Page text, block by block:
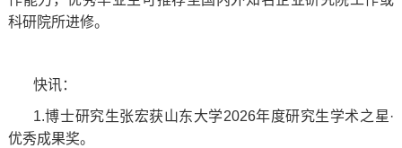
科研院所进修。
快讯：
1.博士研究生张宏获山东大学2026年度研究生学术之星·
优秀成果奖。